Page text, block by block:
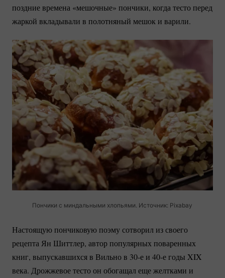
поздние времена «мешочные» пончики, когда тесто перед
жаркой вкладывали в полотняный мешок и варили.
Пончики с миндальными хлопьями. Источник: Pixabay
Настоящую пончиковую поэму сотворил из своего
рецепта Ян Шиттлер, автор популярных поваренных
книг, выпускавшихся в Вильно в 30-е и 40-е годы XIX
века. Дрожжевое тесто он обогащал еще желтками и